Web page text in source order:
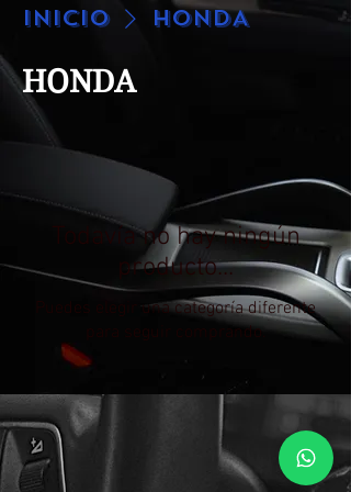
Inicio HONDA
HONDA
Todavía no hay ningún
producto...
Puedes elegir una categoría diferente
para seguir comprando.